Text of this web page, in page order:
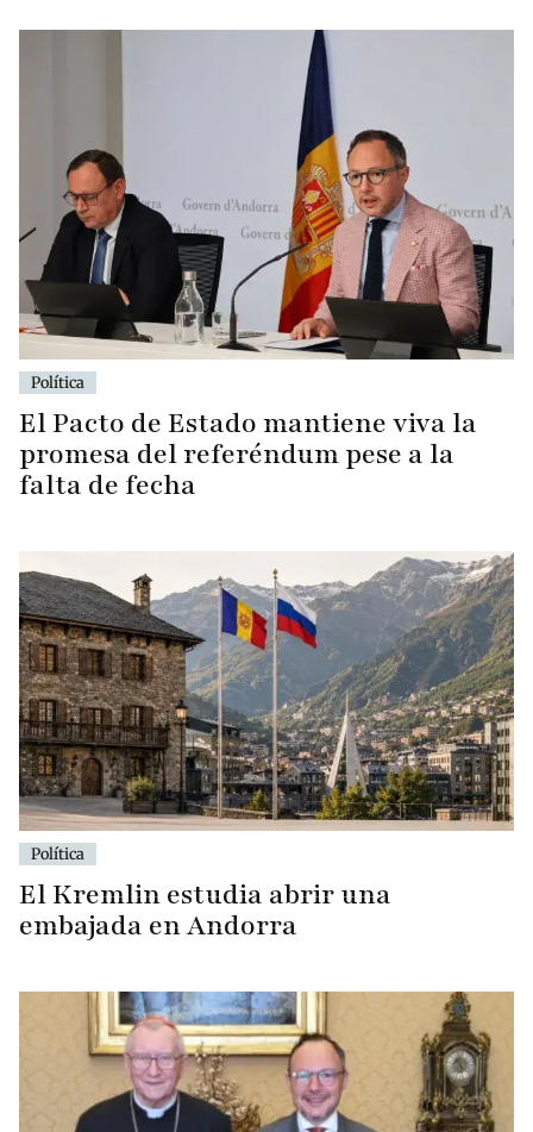
Política
El Pacto de Estado mantiene viva la
promesa del referéndum pese a la
falta de fecha
Política
El Kremlin estudia abrir una
embajada en Andorra